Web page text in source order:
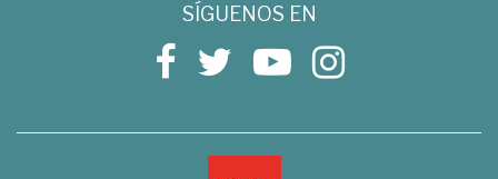
SÍGUENOS EN